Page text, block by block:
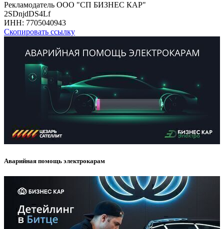
Рекламодатель ООО "СП БИЗНЕС КАР"
2SDnjdDS4Lf
ИНН: 7705040943
Скопировать ссылку
Аварийная помощь электрокарам